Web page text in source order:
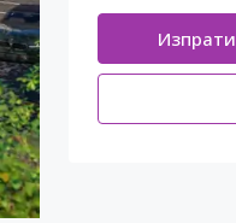
Изпрати